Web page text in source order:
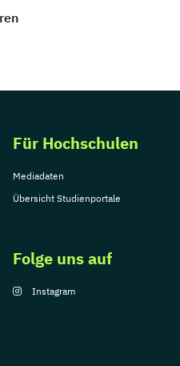
Für Hochschulen
Mediadaten
Übersicht Studienportale
Folge uns auf
Instagram